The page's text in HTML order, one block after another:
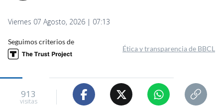
Viernes 07 Agosto, 2026 | 07:13
Seguimos criterios de
Ética y transparencia de BBCL
913
visitas